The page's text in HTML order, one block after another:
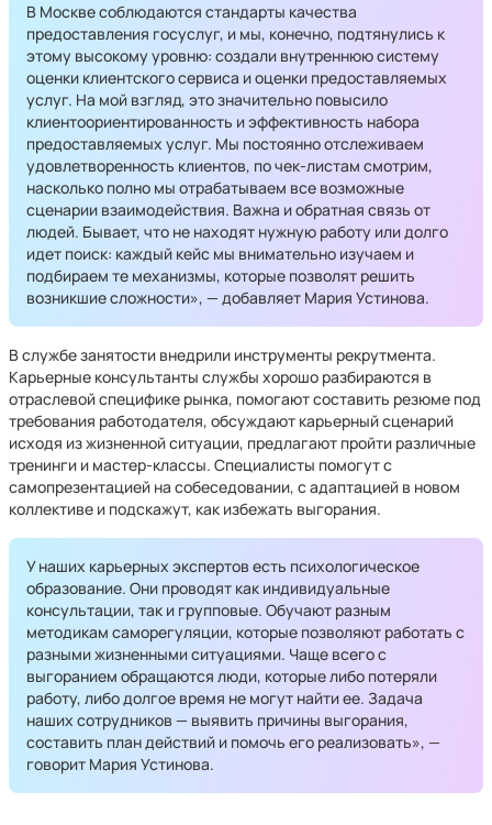
В Москве соблюдаются стандарты качества
предоставления госуслуг, и мы, конечно, подтянулись к
этому высокому уровню: создали внутреннюю систему
оценки клиентского сервиса и оценки предоставляемых
услуг. На мой взгляд, это значительно повысило
клиентоориентированность и эффективность набора
предоставляемых услуг. Мы постоянно отслеживаем
удовлетворенность клиентов, по чек-листам смотрим,
насколько полно мы отрабатываем все возможные
сценарии взаимодействия. Важна и обратная связь от
людей. Бывает, что не находят нужную работу или долго
идет поиск: каждый кейс мы внимательно изучаем и
подбираем те механизмы, которые позволят решить
возникшие сложности», — добавляет Мария Устинова.
В службе занятости внедрили инструменты рекрутмента.
Карьерные консультанты службы хорошо разбираются в
отраслевой специфике рынка, помогают составить резюме под
требования работодателя, обсуждают карьерный сценарий
исходя из жизненной ситуации, предлагают пройти различные
тренинги и мастер-классы. Специалисты помогут с
самопрезентацией на собеседовании, с адаптацией в новом
коллективе и подскажут, как избежать выгорания.
У наших карьерных экспертов есть психологическое
образование. Они проводят как индивидуальные
консультации, так и групповые. Обучают разным
методикам саморегуляции, которые позволяют работать с
разными жизненными ситуациями. Чаще всего с
выгоранием обращаются люди, которые либо потеряли
работу, либо долгое время не могут найти ее. Задача
наших сотрудников — выявить причины выгорания,
составить план действий и помочь его реализовать», —
говорит Мария Устинова.